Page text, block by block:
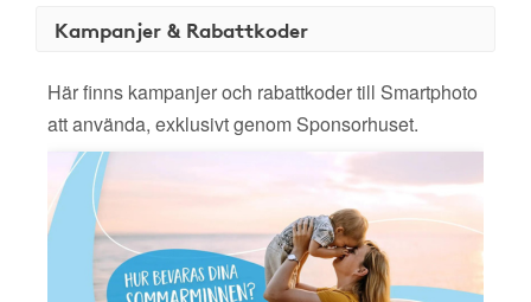
Kampanjer & Rabattkoder
Här finns kampanjer och rabattkoder till Smartphoto
att använda, exklusivt genom Sponsorhuset.